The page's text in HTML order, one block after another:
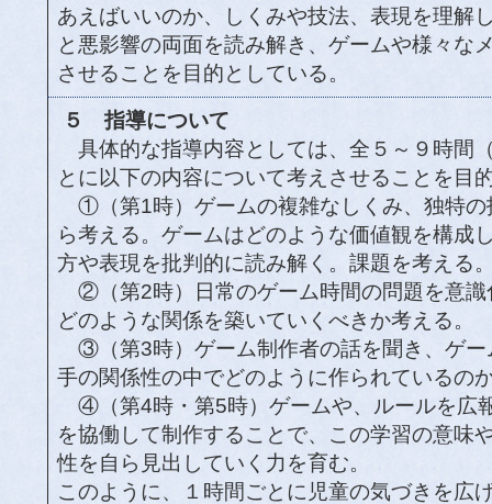
あえばいいのか、しくみや技法、表現を理解
と悪影響の両面を読み解き、ゲームや様々な
させることを目的としている。
５ 指導について
具体的な指導内容としては、全５～９時間
とに以下の内容について考えさせることを目
①（第1時）ゲームの複雑なしくみ、独特の
ら考える。ゲームはどのような価値観を構成
方や表現を批判的に読み解く。課題を考える
②（第2時）日常のゲーム時間の問題を意識
どのような関係を築いていくべきか考える。
③（第3時）ゲーム制作者の話を聞き、ゲー
手の関係性の中でどのように作られているの
④（第4時・第5時）ゲームや、ルールを広
を協働して制作することで、この学習の意味
性を自ら見出していく力を育む。
このように、１時間ごとに児童の気づきを広